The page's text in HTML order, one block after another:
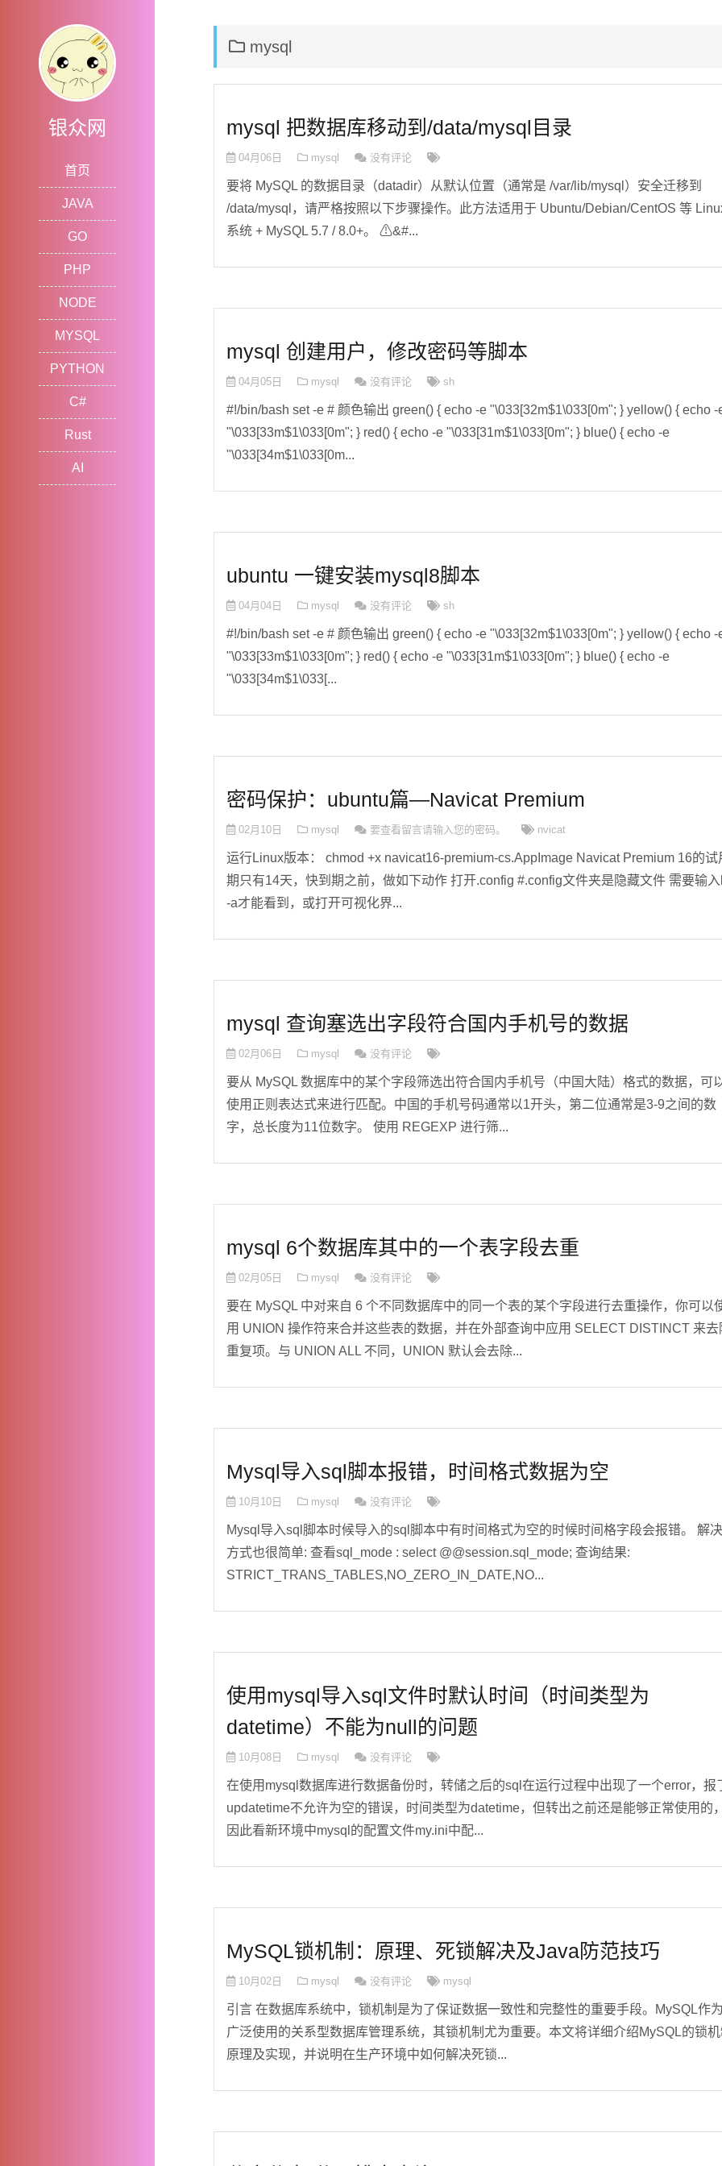
银众网
首页
JAVA
GO
PHP
NODE
MYSQL
PYTHON
C#
Rust
AI
mysql
mysql 把数据库移动到/data/mysql目录
04月06日 mysql 没有评论
要将 MySQL 的数据目录（datadir）从默认位置（通常是 /var/lib/mysql）安全迁移到
/data/mysql，请严格按照以下步骤操作。此方法适用于 Ubuntu/Debian/CentOS 等
系统 + MySQL 5.7 / 8.0+。 ⚠&#...
mysql 创建用户，修改密码等脚本
04月05日 mysql 没有评论 sh
#!/bin/bash set -e # 颜色输出 green() { echo -e "\033[32m$1\033[0m"; } yellow() { echo -
"\033[33m$1\033[0m"; } red() { echo -e "\033[31m$1\033[0m"; } blue() { echo -e
"\033[34m$1\033[0m...
ubuntu 一键安装mysql8脚本
04月04日 mysql 没有评论 sh
#!/bin/bash set -e # 颜色输出 green() { echo -e "\033[32m$1\033[0m"; } yellow() { echo -
"\033[33m$1\033[0m"; } red() { echo -e "\033[31m$1\033[0m"; } blue() { echo -e
"\033[34m$1\033[...
密码保护：ubuntu篇—Navicat Premium
02月10日 mysql 要查看留言请输入您的密码。 nvicat
运行Linux版本： chmod +x navicat16-premium-cs.AppImage Navicat Premium 16的试
期只有14天，快到期之前，做如下动作 打开.config #.config文件夹是隐藏文件 需要输
-a才能看到，或打开可视化界...
mysql 查询塞选出字段符合国内手机号的数据
02月06日 mysql 没有评论
要从 MySQL 数据库中的某个字段筛选出符合国内手机号（中国大陆）格式的数据，可
使用正则表达式来进行匹配。中国的手机号码通常以1开头，第二位通常是3-9之间的数
字，总长度为11位数字。 使用 REGEXP 进行筛...
mysql 6个数据库其中的一个表字段去重
02月05日 mysql 没有评论
要在 MySQL 中对来自 6 个不同数据库中的同一个表的某个字段进行去重操作，你可以
用 UNION 操作符来合并这些表的数据，并在外部查询中应用 SELECT DISTINCT 来去
重复项。与 UNION ALL 不同，UNION 默认会去除...
Mysql导入sql脚本报错，时间格式数据为空
10月10日 mysql 没有评论
Mysql导入sql脚本时候导入的sql脚本中有时间格式为空的时候时间格字段会报错。 解决
方式也很简单: 查看sql_mode : select @@session.sql_mode; 查询结果:
STRICT_TRANS_TABLES,NO_ZERO_IN_DATE,NO...
使用mysql导入sql文件时默认时间（时间类型为
datetime）不能为null的问题
10月08日 mysql 没有评论
在使用mysql数据库进行数据备份时，转储之后的sql在运行过程中出现了一个error，报
updatetime不允许为空的错误，时间类型为datetime，但转出之前还是能够正常使用的
因此看新环境中mysql的配置文件my.ini中配...
MySQL锁机制：原理、死锁解决及Java防范技巧
10月02日 mysql 没有评论 mysql
引言 在数据库系统中，锁机制是为了保证数据一致性和完整性的重要手段。MySQL作
广泛使用的关系型数据库管理系统，其锁机制尤为重要。本文将详细介绍MySQL的锁
原理及实现，并说明在生产环境中如何解决死锁...